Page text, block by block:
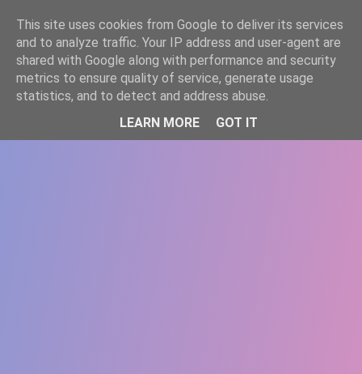
WWW.GAZISTI.RO
This site uses cookies from Google to deliver its services
and to analyze traffic. Your IP address and user-agent are
shared with Google along with performance and security
metrics to ensure quality of service, generate usage
statistics, and to detect and address abuse.
LEARN MORE
GOT IT